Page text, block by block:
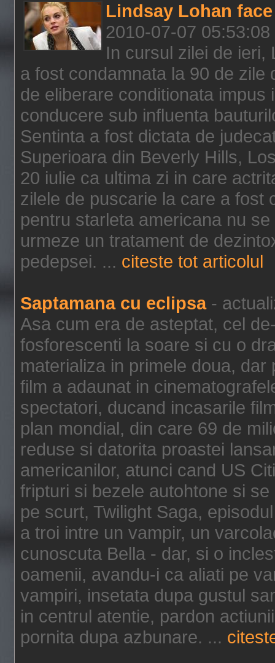
Lindsay Lohan
2010-07-07 05:53:08
In cursul zilei de ieri,
a fost condamnata la 90 de
de eliberare conditionata
conducere sub influenta
Sentinta a fost dictata de
Superioara din Beverly Hills,
20 iulie ca ultima zi in care
zilele de puscarie la care a fost
pentru starleta americana nu
urmeze un tratament de
pedepsei. ... citeste tot articolul
Saptamana cu eclipsa-
Asa cum era de asteptat, cel
fosforescenti la soare si cu o
materializa in primele doua,
film a adaunat in
spectatori, ducand incasarile
plan mondial, din care 69 de
reduse si datorita proastei
americanilor, atunci cand US
fripturi si bezele autohtone si
pe scurt, Twilight Saga,
a troi intre un vampir, un
cunoscuta Bella - dar, si o
oamenii, avandu-i ca aliati pe
vampiri, insetata dupa gustul
in centrul atentie, pardon
pornita dupa azbunare. ...